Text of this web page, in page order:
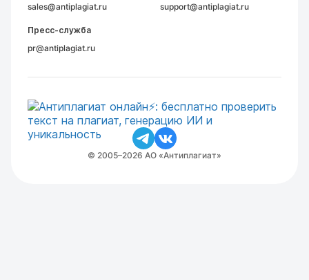
sales@antiplagiat.ru
support@antiplagiat.ru
Пресс-служба
pr@antiplagiat.ru
© 2005–2026 АО «Антиплагиат»